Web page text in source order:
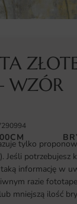
WZÓR
tylko
Jeśli potrzebujesz
informację w
razie
mniejszą ilość